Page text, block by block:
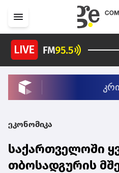
ეკონომიკა
საქართველოში
თბოსადგურის